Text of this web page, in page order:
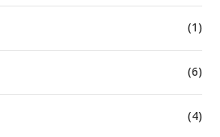
(1)
(6)
(4)